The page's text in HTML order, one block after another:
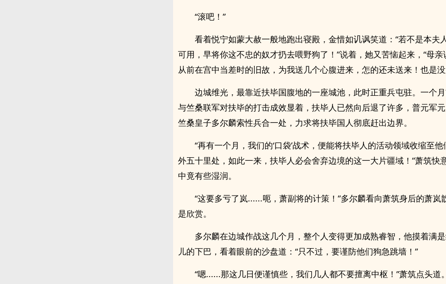
“滚吧！”
看着悦宁如蒙大赦一般地跑出寝殿，金惜如讥讽笑道：“若不是本夫
可用，早将你这不忠的奴才扔去喂野狗了！”说着，她又苦恼起来，“母
从前在宫中当差时的旧故，为我送几个心腹进来，怎的还未送来！也是
边城维光，最靠近扶毕国腹地的一座城池，此时正重兵屯驻。一个
与竺桑联军对扶毕的打击成效显着，扶毕人已然向后退了许多，普元军
竺桑皇子多尔麟索性兵合一处，力求将扶毕国人彻底赶出边界。
“再有一个月，我们的‘口袋’战术，便能将扶毕人的活动领域收缩至
外五十里处，如此一来，扶毕人必会舍弃边境的这一大片疆域！”萧筑快
中竟有些湿润。
“这要多亏了岚......呃，萧副将的计策！”多尔麟看向萧筑身后的萧岚
是欣赏。
多尔麟在边城作战这几个月，整个人变得更加成熟睿智，他摸着满
儿的下巴，看着眼前的沙盘道：“只不过，要谨防他们狗急跳墙！”
“嗯......那这几日便谨慎些，我们几人都不要擅离中枢！”萧筑点头道。